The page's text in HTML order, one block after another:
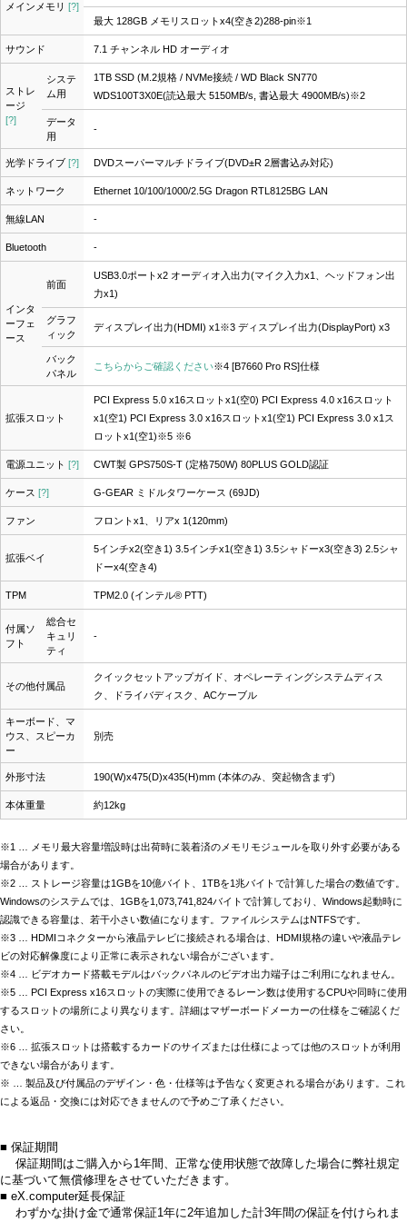
メインメモリ [?]
最大 128GB メモリスロットx4(空き2)288-pin※1
サウンド 7.1 チャンネル HD オーディオ
ストレ
ージ
[?]
システ
ム用
1TB SSD (M.2規格 / NVMe接続 / WD Black SN770
WDS100T3X0E(読込最大 5150MB/s, 書込最大 4900MB/s)※2
データ
用
-
光学ドライブ [?] DVDスーパーマルチドライブ(DVD±R 2層書込み対応)
ネットワーク Ethernet 10/100/1000/2.5G Dragon RTL8125BG LAN
無線LAN -
Bluetooth -
インタ
ーフェ
ース
前面
USB3.0ポートx2 オーディオ入出力(マイク入力x1、ヘッドフォン出
力x1)
グラフ
ィック
ディスプレイ出力(HDMI) x1 ※3 ディスプレイ出力(DisplayPort) x3
バック
パネル
こちらからご確認ください※4 [B7660 Pro RS]仕様
拡張スロット
PCI Express 5.0 x16スロットx1(空0) PCI Express 4.0 x16スロット
x1(空1) PCI Express 3.0 x16スロットx1(空1) PCI Express 3.0 x1ス
ロットx1(空1)※5 ※6
電源ユニット [?] CWT製 GPS750S-T (定格750W) 80PLUS GOLD認証
ケース [?] G-GEAR ミドルタワーケース (69JD)
ファン フロントx1、リアx 1(120mm)
拡張ベイ
5インチx2(空き1) 3.5インチx1(空き1) 3.5シャドーx3(空き3) 2.5シャ
ドーx4(空き4)
TPM TPM2.0 (インテル® PTT)
付属ソ
フト
総合セ
キュリ
ティ
-
その他付属品
クイックセットアップガイド、オペレーティングシステムディス
ク、ドライバディスク、ACケーブル
キーボード、マ
ウス、スピーカ
ー
別売
外形寸法 190(W)x475(D)x435(H)mm (本体のみ、突起物含まず)
本体重量 約12kg
※1 … メモリ最大容量増設時は出荷時に装着済のメモリモジュールを取り外す必要がある
場合があります。
※2 … ストレージ容量は1GBを10億バイト、1TBを1兆バイトで計算した場合の数値です。
Windowsのシステムでは、1GBを1,073,741,824バイトで計算しており、Windows起動時に
認識できる容量は、若干小さい数値になります。ファイルシステムはNTFSです。
※3 … HDMIコネクターから液晶テレビに接続される場合は、HDMI規格の違いや液晶テレ
ビの対応解像度により正常に表示されない場合がございます。
※4 … ビデオカード搭載モデルはバックパネルのビデオ出力端子はご利用になれません。
※5 … PCI Express x16スロットの実際に使用できるレーン数は使用するCPUや同時に使用
するスロットの場所により異なります。詳細はマザーボードメーカーの仕様をご確認くだ
さい。
※6 … 拡張スロットは搭載するカードのサイズまたは仕様によっては他のスロットが利用
できない場合があります。
※ … 製品及び付属品のデザイン・色・仕様等は予告なく変更される場合があります。これ
による返品・交換には対応できませんので予めご了承ください。
■ 保証期間
保証期間はご購入から1年間、正常な使用状態で故障した場合に弊社規定
に基づいて無償修理をさせていただきます。
■ eX.computer延長保証
わずかな掛け金で通常保証1年に2年追加した計3年間の保証を付けられま